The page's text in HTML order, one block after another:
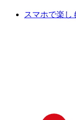
スマホで楽し